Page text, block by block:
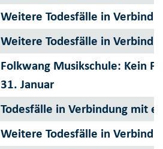
Weitere Todesfälle in
Weitere Todesfälle in
Folkwang Musikschule: Kein
31. Januar
Todesfälle in Verbindung mit
Weitere Todesfälle in